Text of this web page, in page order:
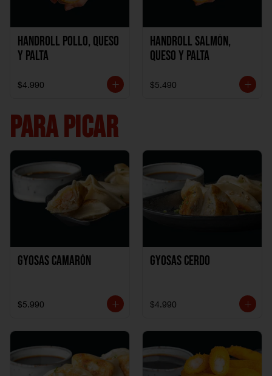
Handroll Pollo, Queso
y Palta
$4.990
Handroll Salmón,
Queso y Palta
$5.490
PARA PICAR
Gyosas Camarón
$5.990
Gyosas Cerdo
$4.990